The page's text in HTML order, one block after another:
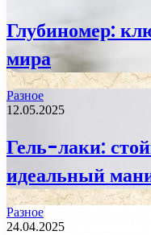
Глубиномер:
мира
Разное
12.05.2025
Гель-лаки:
идеальный
Разное
24.04.2025